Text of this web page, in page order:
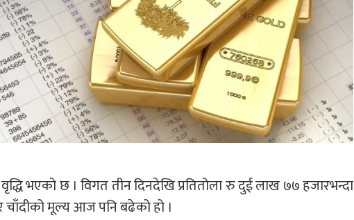
भएको छ । विगत तीन दिनदेखि प्रतितोला रु दुई लाख ७७ हजारभन्दा
मूल्य आज पनि बढेको हो ।